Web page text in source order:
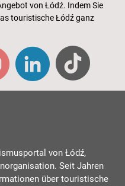
von Łódź. Indem Sie
touristische Łódź ganz
von Łódź,
Seit Jahren
über touristische